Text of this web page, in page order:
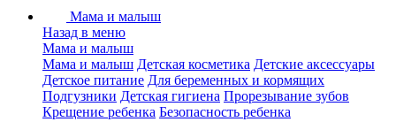
Мама и малыш
Назад в меню
Мама и малыш
Мама и малыш Детская косметика Детские аксессуары
Детское питание Для беременных и кормящих
Подгузники Детская гигиена Прорезывание зубов
Крещение ребенка Безопасность ребенка